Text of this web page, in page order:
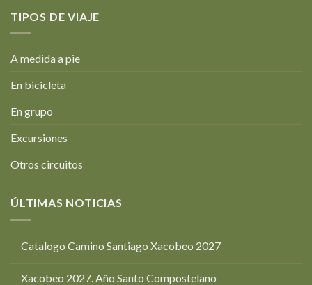
TIPOS DE VIAJE
A medida a pie
En bicicleta
En grupo
Excursiones
Otros circuitos
ÚLTIMAS NOTICIAS
Catalogo Camino Santiago Xacobeo 2027
Xacobeo 2027. Año Santo Compostelano